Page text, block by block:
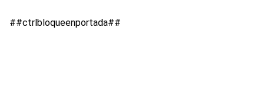
##ctrlbloqueenportada##